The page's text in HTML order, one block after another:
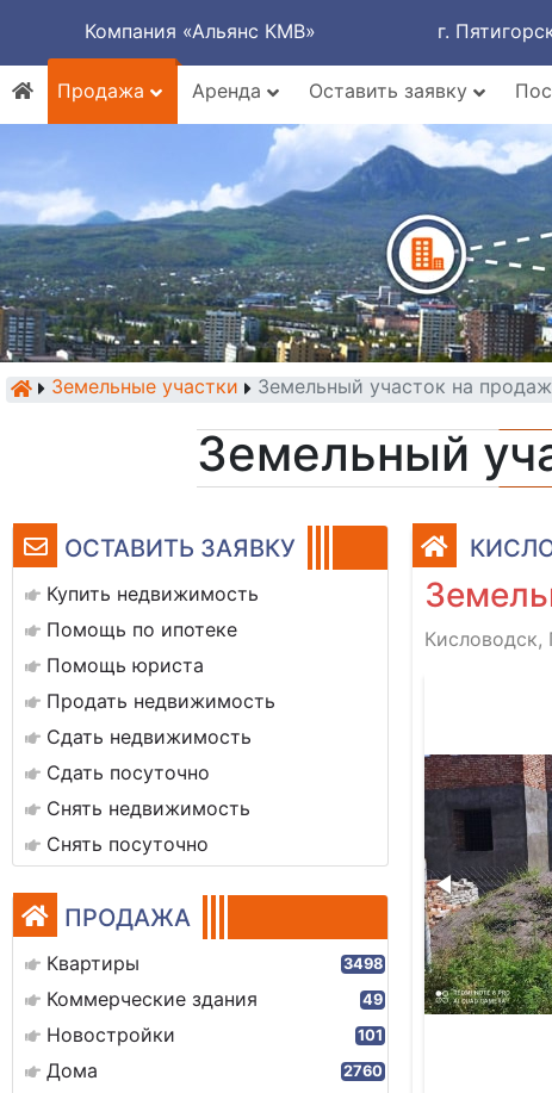
Компания «Альянс КМВ» г.
Продажа
Аренда Оставить заявку
Земельные участки Земельный участок на
Земельный
ОСТАВИТЬ ЗАЯВКУ
Купить недвижимость
Помощь по ипотеке
Помощь юриста
Продать недвижимость
Сдать недвижимость
Сдать посуточно
Снять недвижимость
Снять посуточно
ПРОДАЖА
Квартиры 3498
Коммерческие здания 49
Новостройки 101
Дома 2760
Кисловодск,